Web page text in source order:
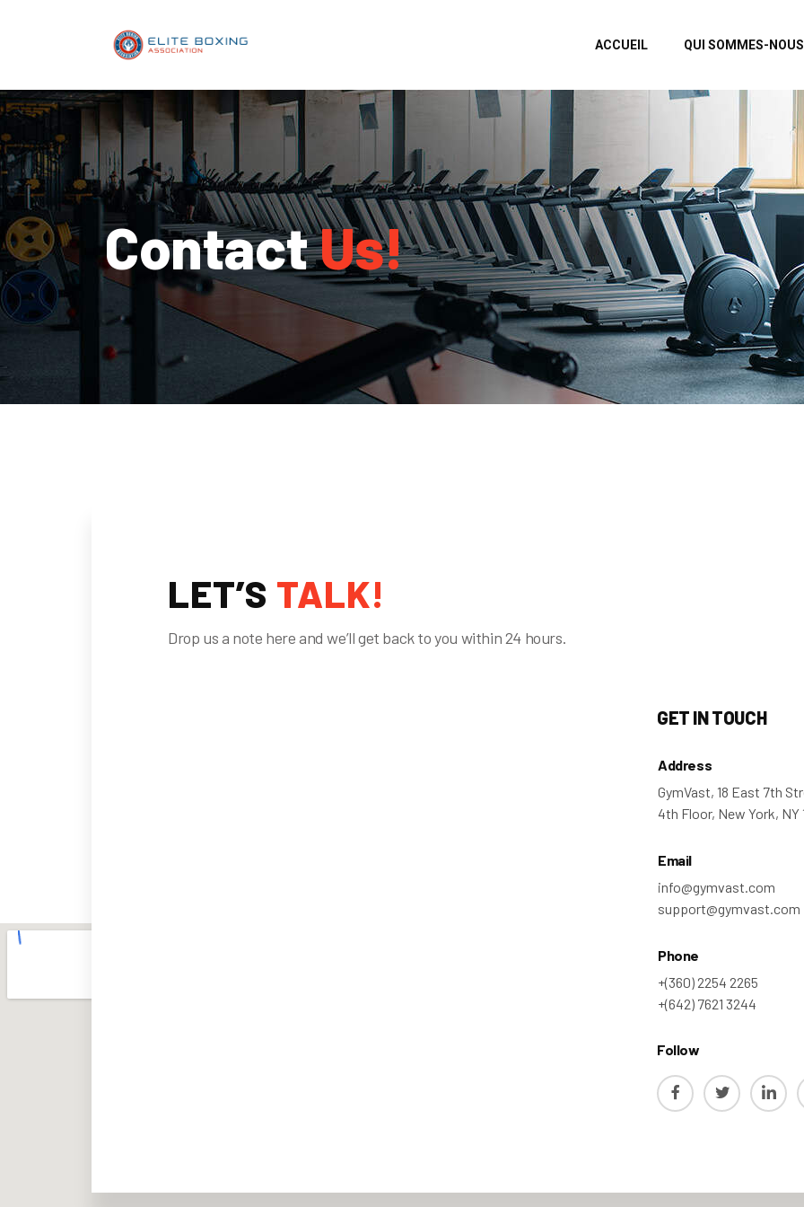
ACCUEIL QUI SOMMES-
ContactUs!
LET’S TALK!
Drop us a note here and we’ll get back to you within 24 hours.
GET IN TOUCH
Address
GymVast, 18 East 7th
4th Floor, New York, NY
Email
info@gymvast.com
support@gymvast.com
Phone
+(360) 2254 2265
+(642) 7621 3244
Follow